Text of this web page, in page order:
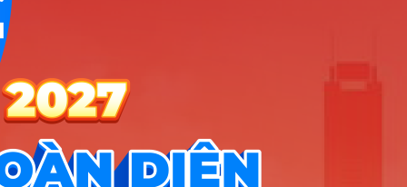
Thủy văn học D01